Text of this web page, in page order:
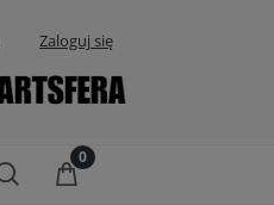
Zaloguj się